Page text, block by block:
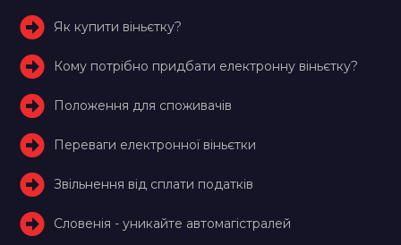
Як купити віньєтку?
Кому потрібно придбати електронну віньєтку?
Положення для споживачів
Переваги електронної віньєтки
Звільнення від сплати податків
Словенія - уникайте автомагістралей